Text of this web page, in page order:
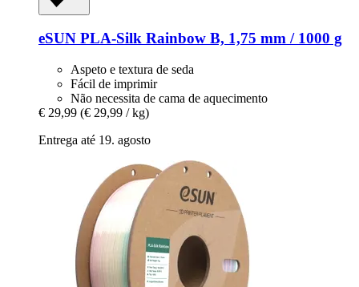
eSUN PLA-​Silk Rainbow B, 1,75 mm / 1000 g
Aspeto e textura de seda
Fácil de imprimir
Não necessita de cama de aquecimento
€ 29,99 (€ 29,99 / kg)
Entrega até 19. agosto